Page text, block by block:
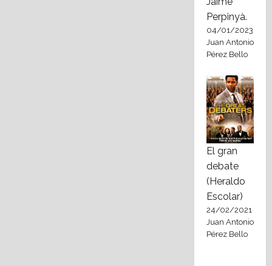
Perpinyà.
04/01/2023
Juan Antonio
Pérez Bello
El gran
debate
(Heraldo
Escolar)
24/02/2021
Juan Antonio
Pérez Bello